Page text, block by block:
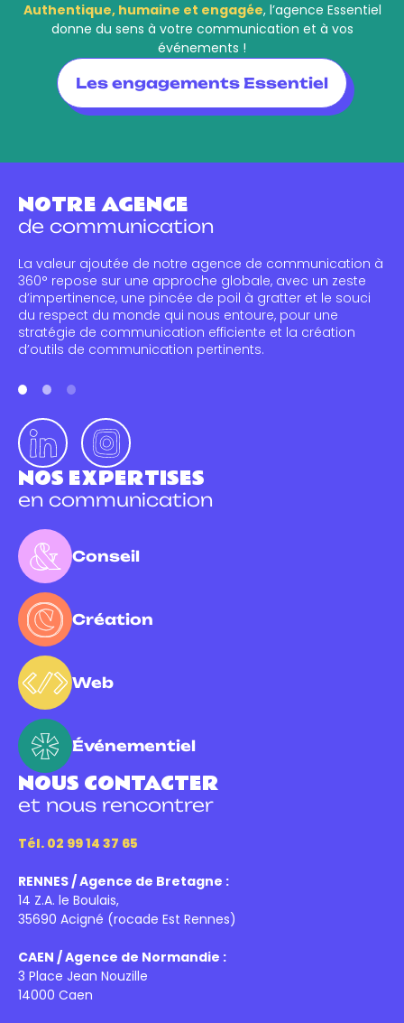
Authentique, humaine et engagée, l’agence Essentiel
donne du sens à votre communication et à vos
événements !
Les engagements Essentiel
NOTRE AGENCE
de communication
La valeur ajoutée de notre agence de communication à
360° repose sur une approche globale, avec un zeste
d’impertinence, une pincée de poil à gratter et le souci
du respect du monde qui nous entoure, pour une
stratégie de communication efficiente et la création
d’outils de communication pertinents.
NOS EXPERTISES
en communication
Conseil
Création
Web
Événementiel
NOUS CONTACTER
et nous rencontrer
Tél. 02 99 14 37 65
RENNES / Agence de Bretagne :
14 Z.A. le Boulais,
35690 Acigné (rocade Est Rennes)
CAEN / Agence de Normandie :
3 Place Jean Nouzille
14000 Caen